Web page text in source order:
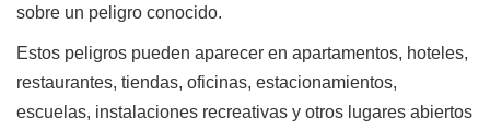
sobre un peligro conocido.
Estos peligros pueden aparecer en apartamentos, hoteles,
restaurantes, tiendas, oficinas, estacionamientos,
escuelas, instalaciones recreativas y otros lugares abiertos